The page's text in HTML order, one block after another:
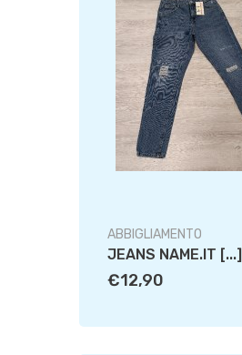
ABBIGLIAMENTO
JEANS NAME.IT [...]
€12,90